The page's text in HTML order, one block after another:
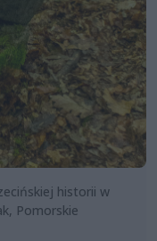
historii w
Pomorskie